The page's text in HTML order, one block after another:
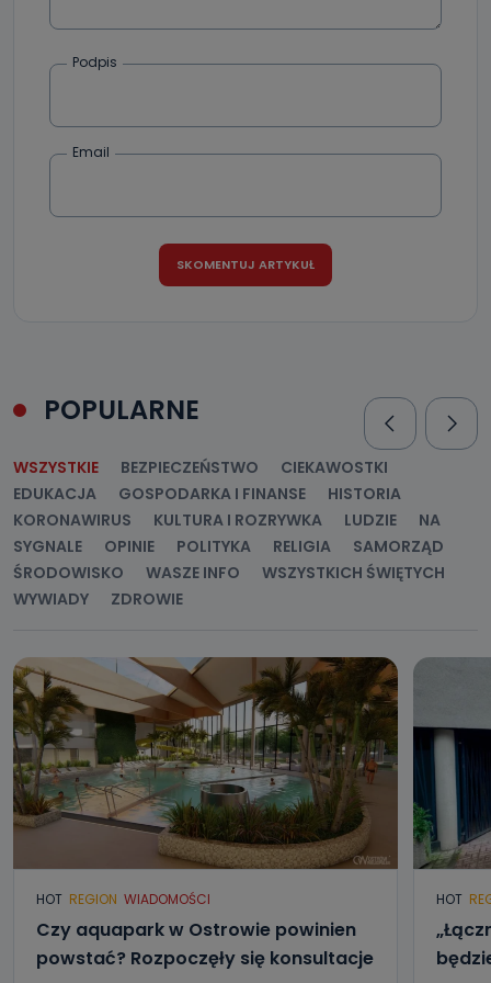
Podpis
Email
POPULARNE
WSZYSTKIE BEZPIECZEŃSTWO
CIEKAWOSTKI
EDUKACJA
GOSPODARKA I FINANSE
HISTORIA
KORONAWIRUS
KULTURA I ROZRYWKA LUDZIE
NA
SYGNALE
OPINIE POLITYKA RELIGIA
SAMORZĄD
ŚRODOWISKO
WASZE INFO
WSZYSTKICH ŚWIĘTYCH
WYWIADY
ZDROWIE
HOT REGION WIADOMOŚCI
Czy aquapark w Ostrowie powinien
powstać? Rozpoczęły się konsultacje
HOT